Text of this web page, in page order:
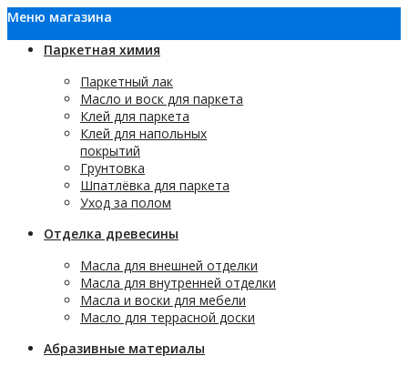
Меню магазина
Паркетная химия
Паркетный лак
Масло и воск для паркета
Клей для паркета
Клей для напольных
покрытий
Грунтовка
Шпатлёвка для паркета
Уход за полом
Отделка древесины
Масла для внешней отделки
Масла для внутренней отделки
Масла и воски для мебели
Масло для террасной доски
Абразивные материалы